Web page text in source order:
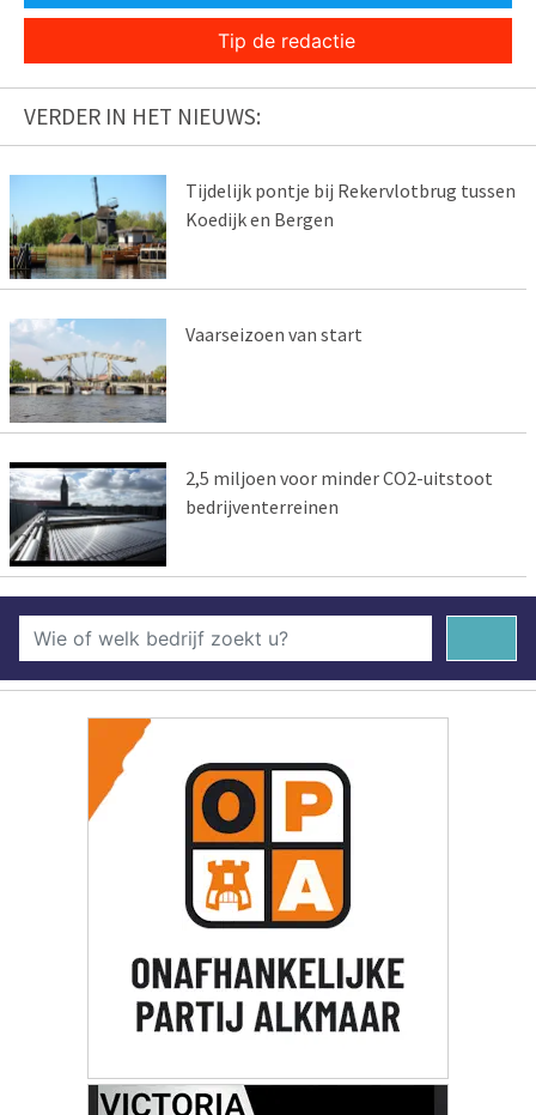
Tip de redactie
VERDER IN HET NIEUWS:
Tijdelijk pontje bij Rekervlotbrug tussen
Koedijk en Bergen
Vaarseizoen van start
2,5 miljoen voor minder CO2-uitstoot
bedrijventerreinen